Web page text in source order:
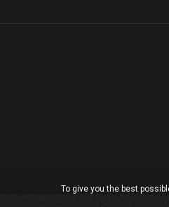
To give you the best